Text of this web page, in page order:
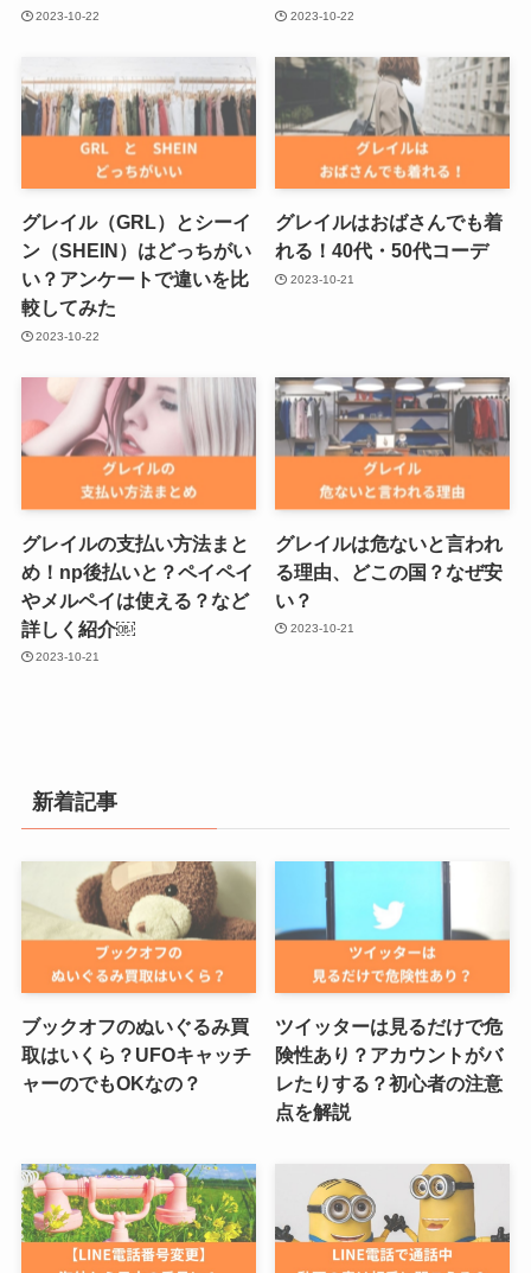
2023-10-22 2023-10-22
グレイル（GRL）とシーイ
ン（SHEIN）はどっちがい
い？アンケートで違いを比
較してみた
2023-10-22
グレイルはおばさんでも着
れる！40代・50代コーデ
2023-10-21
グレイルの支払い方法まと
め！np後払いと？ペイペイ
やメルペイは使える？など
詳しく紹介￼
2023-10-21
グレイルは危ないと言われ
る理由、どこの国？なぜ安
い？
2023-10-21
新着記事
ブックオフのぬいぐるみ買
取はいくら？UFOキャッチ
ャーのでもOKなの？
ツイッターは見るだけで危
険性あり？アカウントがバ
レたりする？初心者の注意
点を解説